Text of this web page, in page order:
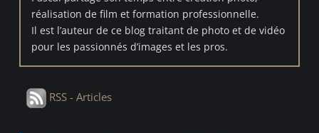
réalisation de film et formation professionnelle.
Il est l’auteur de ce blog traitant de photo et de vidéo
pour les passionnés d’images et les pros.
RSS - Articles